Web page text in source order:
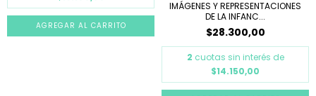
IMÁGENES Y REPRESENTACIONES
DE LA INFANC...
$28.300,00
2 cuotas sin interés de
$14.150,00